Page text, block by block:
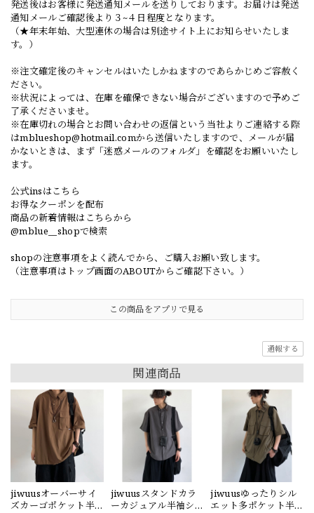
発送後はお客様に発送通知メールを送りしております。お届けは発送
通知メールご確認後より３~４日程度となります。
（★年末年始、大型連休の場合は別途サイト上にお知らせいたしま
す。）
※注文確定後のキャンセルはいたしかねますのであらかじめご容赦く
ださい。
※状況によっては、在庫を確保できない場合がございますので予めご
了承くださいませ。
※在庫切れの場合とお問い合わせの返信という当社よりご連絡する際
はmblueshop@hotmail.comから送信いたしますので、メールが届
かないときは、まず「迷惑メールのフォルダ」を確認をお願いいたし
ます。
公式insはこちら
お得なクーポンを配布
商品の新着情報はこちらから
@mblue__shopで検索
shopの注意事項をよく読んでから、ご購入お願い致します。
（注意事項はトップ画面のABOUTからご確認下さい。）
この商品をアプリで見る
通報する
関連商品
jiwuusオーバーサイ
ズカーゴポケット半
jiwuusスタンドカラ
ーカジュアル半袖シ
jiwuusゆったりシル
エット多ポケット半